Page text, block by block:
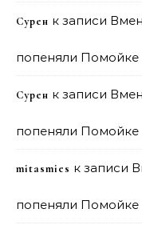
Сурен к записи
попеняли Помойке
Сурен к записи
попеняли Помойке
mitasmies к записи
попеняли Помойке